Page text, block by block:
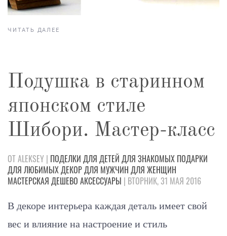
ЧИТАТЬ ДАЛЕЕ
Подушка в старинном
японском стиле
Шибори. Мастер-класс
ОТ ALEKSEY | ПОДЕЛКИ ДЛЯ ДЕТЕЙ ДЛЯ ЗНАКОМЫХ ПОДАРКИ
ДЛЯ ЛЮБИМЫХДЕКОРДЛЯ МУЖЧИН ДЛЯ ЖЕНЩИН
МАСТЕРСКАЯ ДЕШЕВО АКСЕССУАРЫ | ВТОРНИК, 31 МАЯ 2016
В декоре интерьера каждая деталь имеет свой
вес и влияние на настроение и стиль